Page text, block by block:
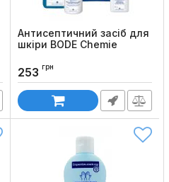
Антисептичний засіб для
шкіри BODE Chemie
Код товару:
253 грн